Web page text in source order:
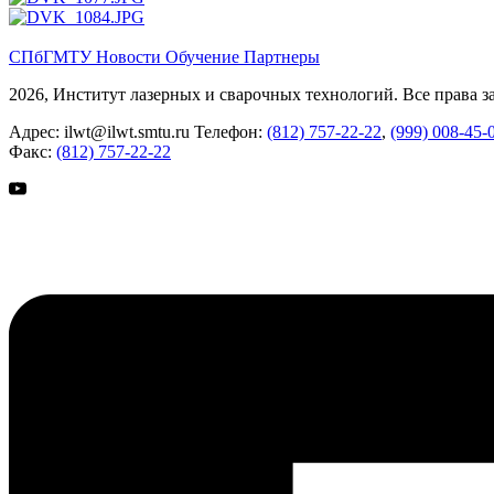
СПбГМТУНовости Обучение Партнеры
2026, Институт лазерных и сварочных технологий. Все права
Адрес: ilwt@ilwt.smtu.ru Телефон: (812) 757-22-22, (999) 008-45-
Факс: (812) 757-22-22